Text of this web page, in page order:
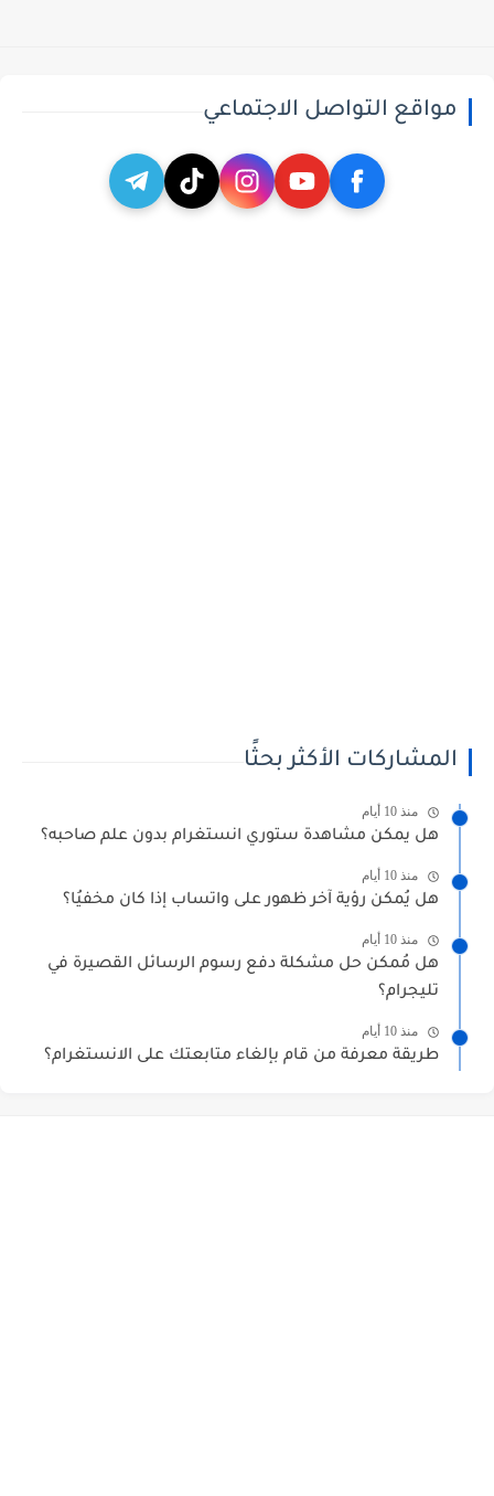
مواقع التواصل الاجتماعي
المشاركات الأكثر بحثًا
منذ 10 أيام
هل يمكن مشاهدة ستوري انستغرام بدون علم صاحبه؟
منذ 10 أيام
هل يُمكن رؤية آخر ظهور على واتساب إذا كان مخفيُا؟
منذ 10 أيام
هل مُمكن حل مشكلة دفع رسوم الرسائل القصيرة في
تليجرام؟
منذ 10 أيام
طريقة معرفة من قام بإلغاء متابعتك على الانستغرام؟